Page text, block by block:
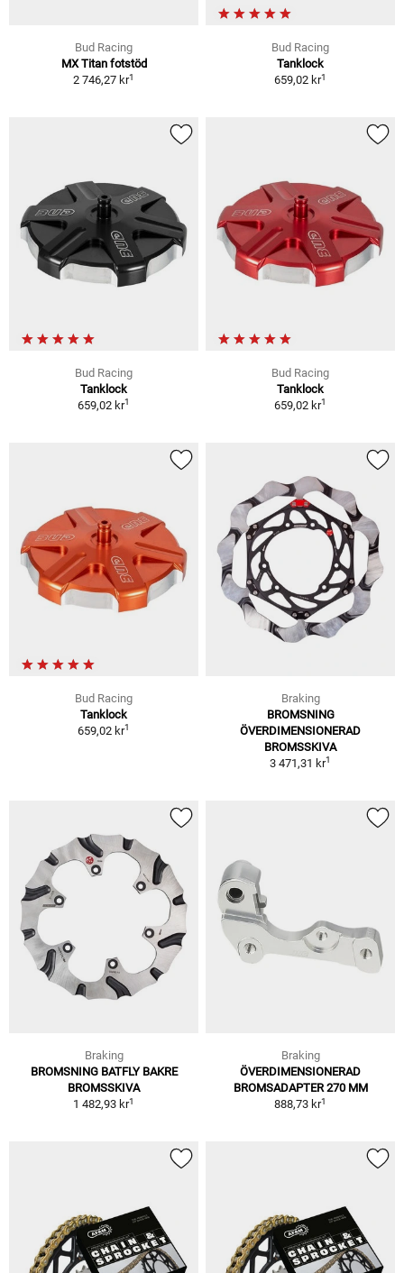
Bud Racing
MX Titan fotstöd
2 746,27 kr1
Bud Racing
Tanklock
659,02 kr1
Bud Racing
Tanklock
659,02 kr1
Bud Racing
Tanklock
659,02 kr1
Bud Racing
Tanklock
659,02 kr1
Braking
BROMSNING
ÖVERDIMENSIONERAD
BROMSSKIVA
3 471,31 kr1
Braking
BROMSNING BATFLY BAKRE
BROMSSKIVA
1 482,93 kr1
Braking
ÖVERDIMENSIONERAD
BROMSADAPTER 270 MM
888,73 kr1